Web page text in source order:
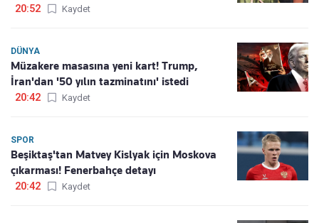
20:52 Kaydet
DÜNYA
Müzakere masasına yeni kart! Trump,
İran'dan '50 yılın tazminatını' istedi
20:42 Kaydet
SPOR
Beşiktaş'tan Matvey Kislyak için Moskova
çıkarması! Fenerbahçe detayı
20:42 Kaydet